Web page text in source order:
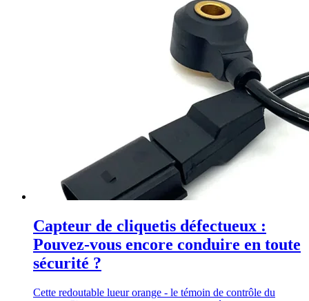
Capteur de cliquetis défectueux :
Pouvez-vous encore conduire en toute
sécurité ?
Cette redoutable lueur orange - le témoin de contrôle du